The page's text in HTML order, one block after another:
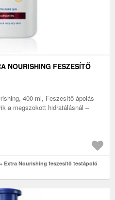
NOURISHING FESZESÍTŐ
400 ml, Feszesítő ápolás
a megszokott hidratálásnál –
Extra Nourishing feszesítő testápoló